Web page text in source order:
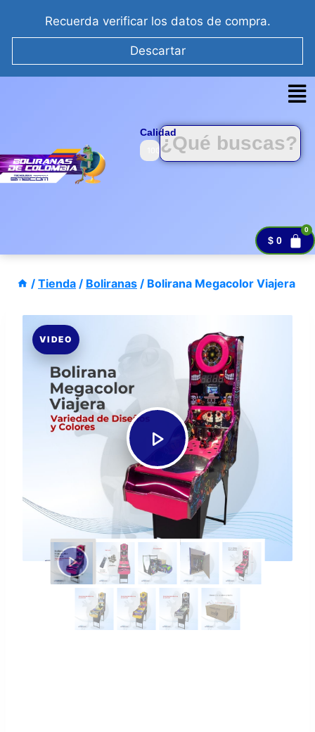
Recuerda verificar los datos de compra.
Descartar
Calidad
Tecnología Emacom Colombiana
100%
$0
/ Tienda / Boliranas / Bolirana Megacolor Viajera